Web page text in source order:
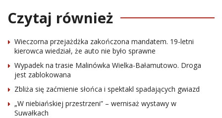
Czytaj również
Wieczorna przejażdżka zakończona mandatem. 19-letni
kierowca wiedział, że auto nie było sprawne
Wypadek na trasie Malinówka Wielka-Bałamutowo. Droga
jest zablokowana
Zbliża się zaćmienie słońca i spektakl spadających gwiazd
„W niebiańskiej przestrzeni” – wernisaż wystawy w
Suwałkach